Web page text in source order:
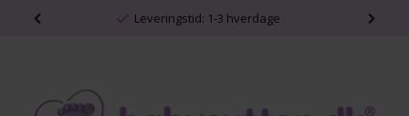
Leveringstid: 1-3 hverdage